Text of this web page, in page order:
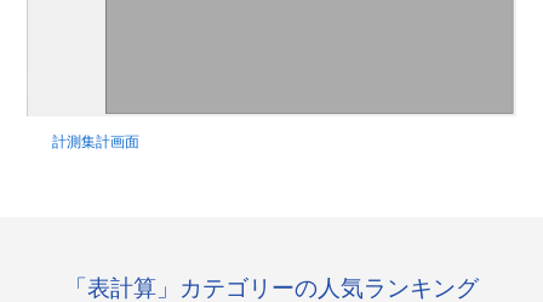
計測集計画面
「表計算」カテゴリーの人気ランキング